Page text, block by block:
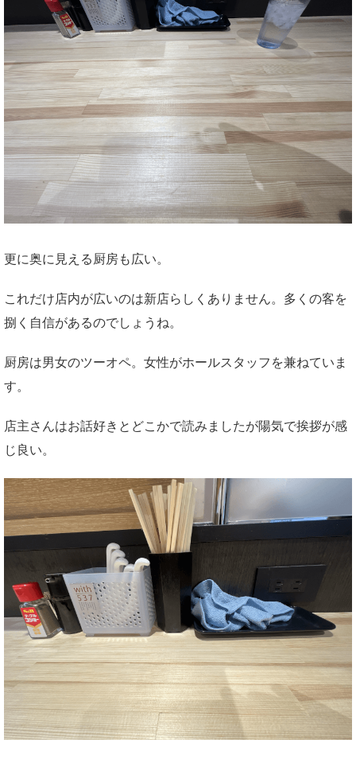
更に奥に見える厨房も広い。
これだけ店内が広いのは新店らしくありません。多くの客を
捌く自信があるのでしょうね。
厨房は男女のツーオペ。女性がホールスタッフを兼ねていま
す。
店主さんはお話好きとどこかで読みましたが陽気で挨拶が感
じ良い。